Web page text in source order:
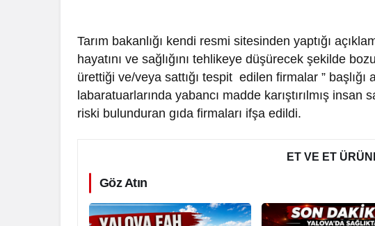
Tarım bakanlığı kendi resmi sitesinden yaptığı
hayatını ve sağlığını tehlikeye düşürecek şekilde
ürettiği ve/veya sattığı tespit edilen firmalar ” başlığı
labaratuarlarında yabancı madde karıştırılmış insan
riski bulunduran gıda firmaları ifşa edildi.
ET VE ET
Göz Atın